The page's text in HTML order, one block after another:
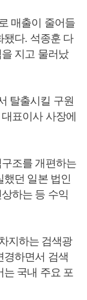
매출이 줄어들
됐다. 석종훈 다
지고 물러났
탈출시킬 구원
표이사 사장에
조를 개편하는
했던 일본 법인
하는 등 수익
지하는 검색광
경하면서 검색
는 국내 주요 포